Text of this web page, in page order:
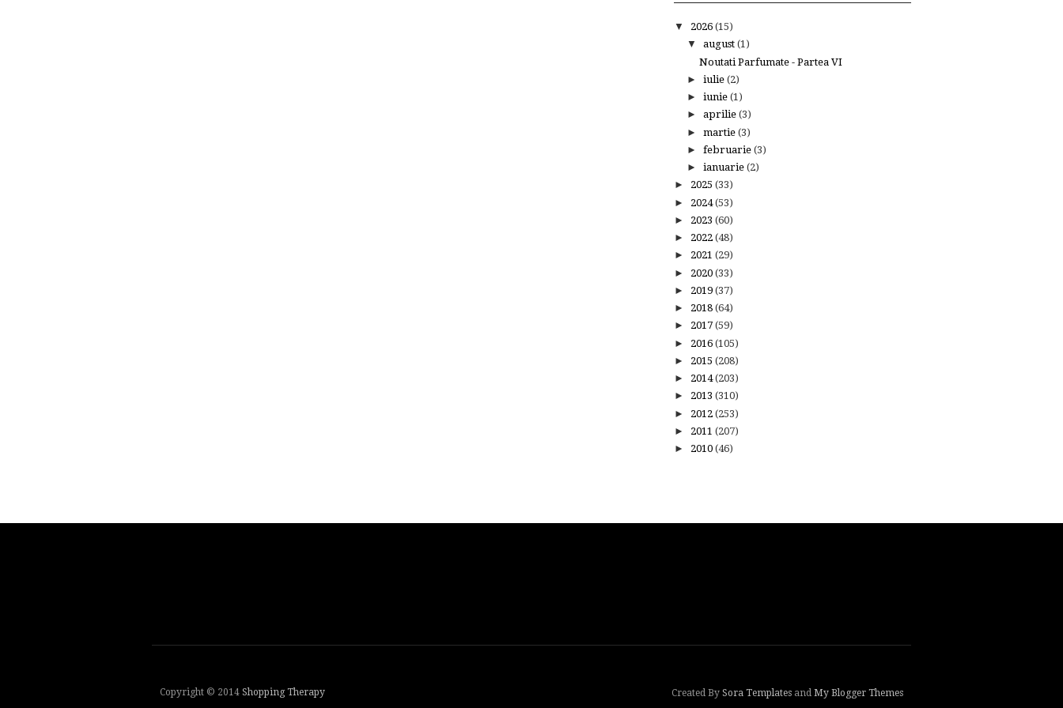
▼ 2026 (15)
▼ august (1)
Noutati Parfumate - Partea VI
► iulie (2)
► iunie (1)
► aprilie (3)
► martie (3)
► februarie (3)
► ianuarie (2)
► 2025 (33)
► 2024(53)
► 2023 (60)
► 2022 (48)
► 2021 (29)
► 2020 (33)
► 2019 (37)
► 2018 (64)
► 2017 (59)
► 2016 (105)
► 2015 (208)
► 2014(203)
► 2013 (310)
► 2012 (253)
► 2011 (207)
► 2010 (46)
Copyright © 2014 Shopping Therapy Created By Sora Templates and My Blogger Themes